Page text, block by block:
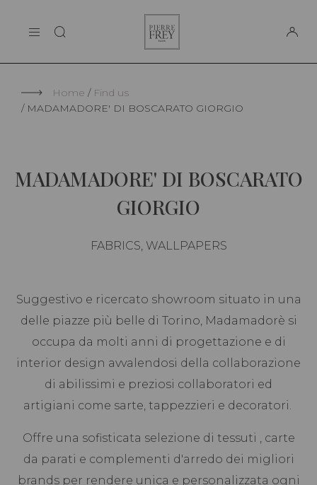
THE MAISON
Frey
Home
Find us
MADAMADORE' DI BOSCARATO GIORGIO
MADAMADORE' DI BOSCARATO
GIORGIO
FABRICS, WALLPAPERS
Suggestivo e ricercato showroom situato in una
delle piazze più belle di Torino, Madamadorè si
occupa da molti anni di progettazione e di
interior design avvalendosi della collaborazione
di abilissimi e preziosi collaboratori ed
artigiani come sarte, tappezzieri e decoratori.
Offre una sofisticata selezione di tessuti , carte
da parati e complementi d'arredo dei migliori
brands per rendere unica e personalizzata ogni